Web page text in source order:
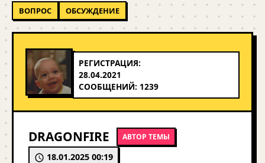
ВОПРОС ОБСУЖДЕНИЕ
РЕГИСТРАЦИЯ:
28.04.2021
СООБЩЕНИЙ: 1239
DRAGONFIRE АВТОР ТЕМЫ
18.01.2025 00:19